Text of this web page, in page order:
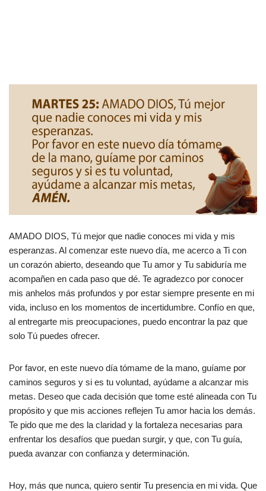
AMADO DIOS, Tú mejor que nadie conoces mi vida y mis
esperanzas. Al comenzar este nuevo día, me acerco a Ti con
un corazón abierto, deseando que Tu amor y Tu sabiduría me
acompañen en cada paso que dé. Te agradezco por conocer
mis anhelos más profundos y por estar siempre presente en mi
vida, incluso en los momentos de incertidumbre. Confío en que,
al entregarte mis preocupaciones, puedo encontrar la paz que
solo Tú puedes ofrecer.
Por favor, en este nuevo día tómame de la mano, guíame por
caminos seguros y si es tu voluntad, ayúdame a alcanzar mis
metas. Deseo que cada decisión que tome esté alineada con Tu
propósito y que mis acciones reflejen Tu amor hacia los demás.
Te pido que me des la claridad y la fortaleza necesarias para
enfrentar los desafíos que puedan surgir, y que, con Tu guía,
pueda avanzar con confianza y determinación.
Hoy, más que nunca, quiero sentir Tu presencia en mi vida. Que